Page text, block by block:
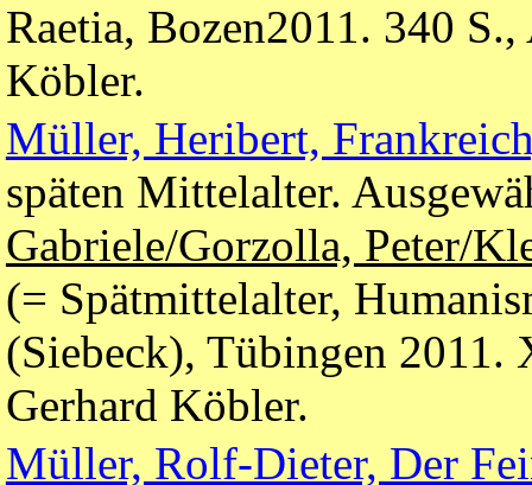
Raetia, Bozen2011. 340
Köbler.
Müller, Heribert,
späten Mittelalter.
Gabriele/Gorzolla, Peter/
(= Spätmittelalter,
(Siebeck), Tübingen 2011.
Gerhard Köbler.
Müller, Rolf-Dieter, Der